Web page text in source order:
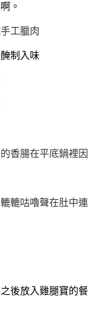
。
工臘肉
制入味
香腸在平底鍋裡因
轆咕嚕聲在肚中連
後放入雞腿寶的餐